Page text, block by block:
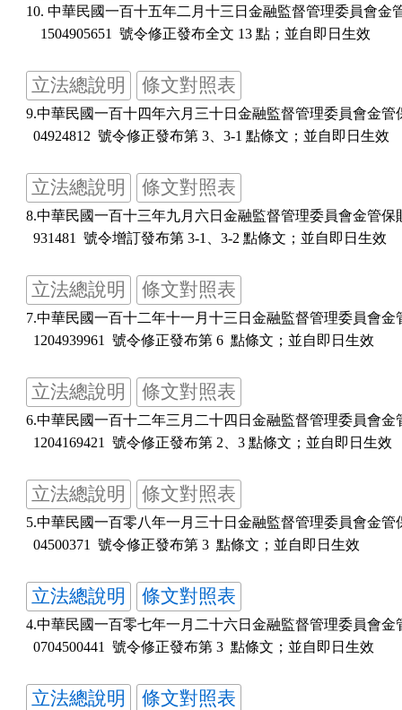
10. 中華民國一百十五年二月十三日金融監督管理委員會金
    1504905651  號令修正發布全文 13 點；並自即日生效
立法總說明 條文對照表
9.中華民國一百十四年六月三十日金融監督管理委員會金管
立法總說明 條文對照表
8.中華民國一百十三年九月六日金融監督管理委員會金管保
立法總說明 條文對照表
7.中華民國一百十二年十一月十三日金融監督管理委員會金
立法總說明 條文對照表
6.中華民國一百十二年三月二十四日金融監督管理委員會金
立法總說明 條文對照表
5.中華民國一百零八年一月三十日金融監督管理委員會金管
立法總說明 條文對照表
4.中華民國一百零七年一月二十六日金融監督管理委員會金
立法總說明 條文對照表